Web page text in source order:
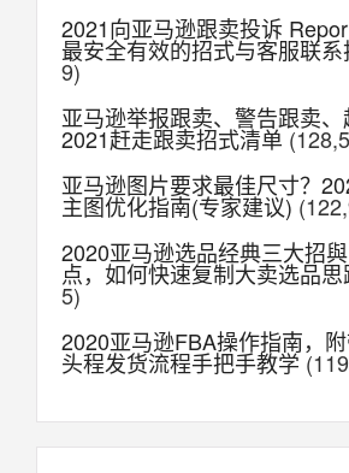
2021向亚马逊跟卖投诉
最安全有效的招式与客服联
9)
亚马逊举报跟卖、警告跟卖、
2021赶走跟卖招式清单
亚马逊图片要求最佳尺寸？
主图优化指南(专家建议)
2020亚马逊选品经典三大招
点，如何快速复制大卖选品
5)
2020亚马逊FBA操作指南，
头程发货流程手把手教学